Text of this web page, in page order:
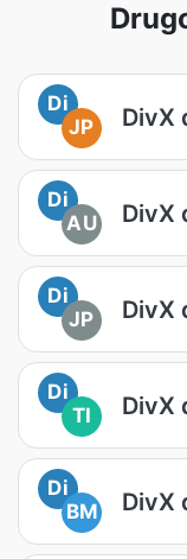
Di
JP
DivX
Di
AU
DivX
Di
JP
DivX
Di
TI
DivX
Di
BM
DivX